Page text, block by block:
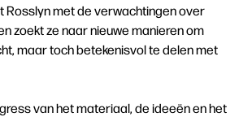
Rosslyn met de verwachtingen over
zoekt ze naar nieuwe manieren om
maar toch betekenisvol te delen met
van het materiaal, de ideeën en het